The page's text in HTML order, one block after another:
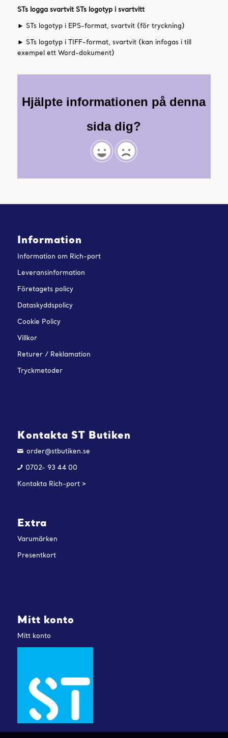
STs logga svartvit STs logotyp i svartvitt
► STs logotyp i EPS-format, svartvit (för tryckning)
► STs logotyp i TIFF-format, svartvit (kan infogas i till
exempel ett Word-dokument)
Hjälpte informationen på denna
sida dig?
Information
Information om Rich-port
Leveransinformation
Företagets policy
Dataskyddspolicy
Cookie Policy
Villkor
Returer / Reklamation
Tryckmetoder
Kontakta ST Butiken
order@stbutiken.se
0702- 93 44 00
Kontakta Rich-port >
Extra
Varumärken
Presentkort
Mitt konto
Mitt konto